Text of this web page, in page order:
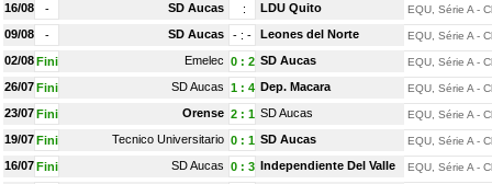
16/08 - SD Aucas : LDU Quito EQU, Série A -
09/08 - SD Aucas - : - Leones del Norte EQU, Série A -
02/08 Fini Emelec 0: 2 SD Aucas EQU, Série A -
26/07 Fini SD Aucas 1: 4 Dep. Macara EQU, Série A -
23/07 Fini Orense 2: 1 SD Aucas EQU, Série A -
19/07 Fini Tecnico Universitario 0: 1 SD Aucas EQU, Série A -
16/07 Fini SD Aucas 0: 3 Independiente Del Valle EQU, Série A -